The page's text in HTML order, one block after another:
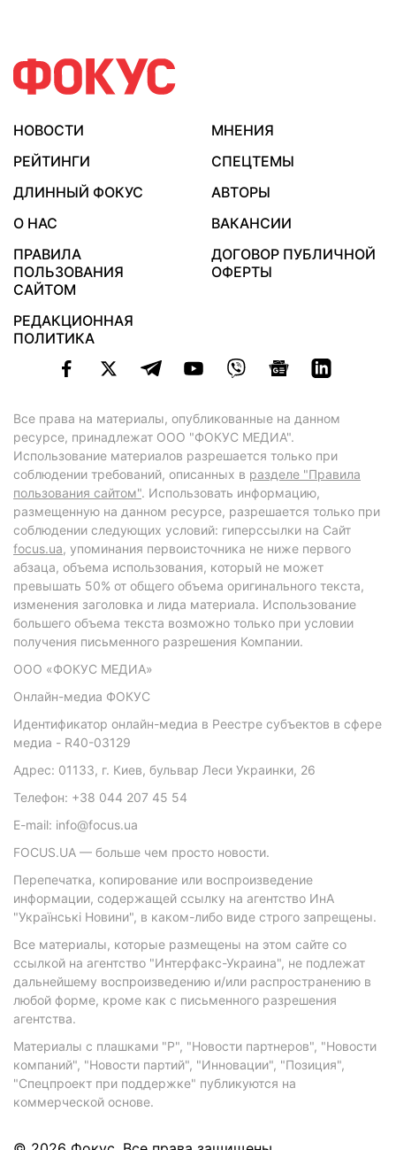
НОВОСТИ
МНЕНИЯ
РЕЙТИНГИ
СПЕЦТЕМЫ
ДЛИННЫЙ ФОКУС
АВТОРЫ
О НАС
ВАКАНСИИ
ПРАВИЛА
ПОЛЬЗОВАНИЯ
САЙТОМ
ДОГОВОР ПУБЛИЧНОЙ
ОФЕРТЫ
РЕДАКЦИОННАЯ
ПОЛИТИКА
Все права на материалы, опубликованные на данном
ресурсе, принадлежат ООО "ФОКУС МЕДИА".
Использование материалов разрешается только при
соблюдении требований, описанных в разделе "Правила
пользования сайтом". Использовать информацию,
размещенную на данном ресурсе, разрешается только при
соблюдении следующих условий: гиперссылки на Сайт
focus.ua, упоминания первоисточника не ниже первого
абзаца, объема использования, который не может
превышать 50% от общего объема оригинального текста,
изменения заголовка и лида материала. Использование
большего объема текста возможно только при условии
получения письменного разрешения Компании.
ООО «ФОКУС МЕДИА»
Онлайн-медиа ФОКУС
Идентификатор онлайн-медиа в Реестре субъектов в сфере
медиа - R40-03129
Адрес: 01133, г. Киев, бульвар Леси Украинки, 26
Телефон: +38 044 207 45 54
E-mail: info@focus.ua
FOCUS.UA — больше чем просто новости.
Перепечатка, копирование или воспроизведение
информации, содержащей ссылку на агентство ИнА
"Українські Новини", в каком-либо виде строго запрещены.
Все материалы, которые размещены на этом сайте со
ссылкой на агентство "Интерфакс-Украина", не подлежат
дальнейшему воспроизведению и/или распространению в
любой форме, кроме как с письменного разрешения
агентства.
Материалы с плашками "Р", "Новости партнеров", "Новости
компаний", "Новости партий", "Инновации", "Позиция",
"Спецпроект при поддержке" публикуются на
коммерческой основе.